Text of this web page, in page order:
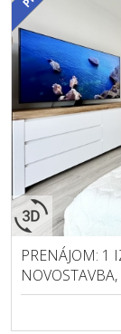
PRENÁJOM: 1
NOVOSTAVBA,